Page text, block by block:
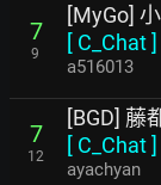
7
9
[MyGo]
[ C_Chat]
a516013
7
12
[BGD] 藤
[ C_Chat]
ayachyan